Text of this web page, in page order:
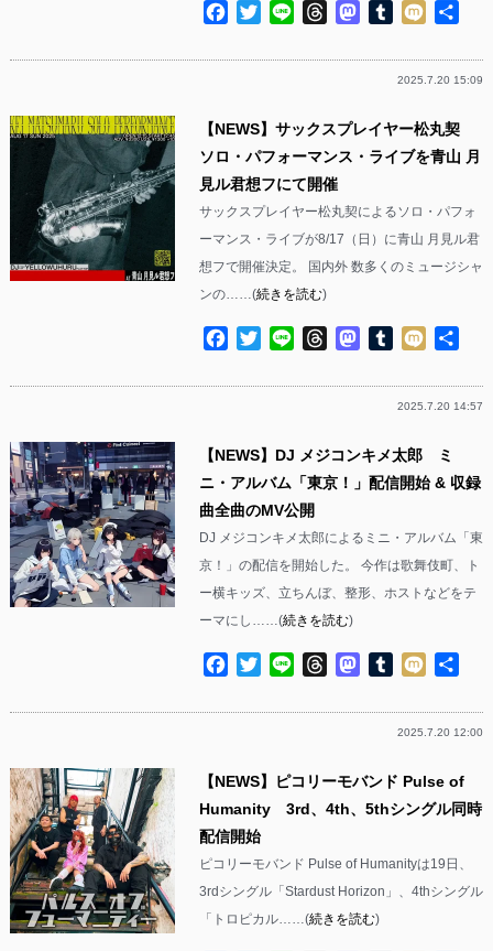
Facebook
TwitterLine ThreadsMastodon
Tumblr
Mixi
2025.7.20 15:09
【NEWS】サックスプレイヤー松丸契
ソロ・パフォーマンス・ライブを青山 月
見ル君想フにて開催
サックスプレイヤー松丸契によるソロ・パフォ
ーマンス・ライブが8/17（日）に青山 月見ル君
想フで開催決定。 国内外 数多くのミュージシャ
ンの……(続きを読む)
Facebook
TwitterLine ThreadsMastodon
Tumblr
Mixi
2025.7.20 14:57
【NEWS】DJ メジコンキメ太郎 ミ
ニ・アルバム「東京！」配信開始 & 収録
曲全曲のMV公開
DJ メジコンキメ太郎によるミニ・アルバム「東
京！」の配信を開始した。 今作は歌舞伎町、ト
ー横キッズ、立ちんぼ、整形、ホストなどをテ
ーマにし……(続きを読む)
Facebook
TwitterLine ThreadsMastodon
Tumblr
Mixi
2025.7.20 12:00
【NEWS】ピコリーモバンド Pulse of
Humanity 3rd、4th、5thシングル同時
配信開始
ピコリーモバンド Pulse of Humanityは19日、
3rdシングル「Stardust Horizon」、4thシングル
「トロピカル……(続きを読む)